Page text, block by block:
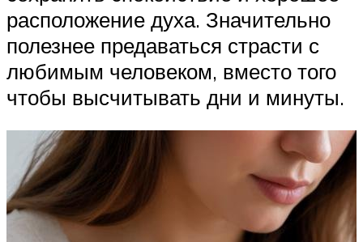
расположение духа. Значительно
полезнее предаваться страсти с
любимым человеком, вместо того
чтобы высчитывать дни и минуты.